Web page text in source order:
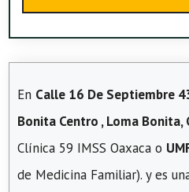
En Calle 16 De Septiembre
Bonita Centro , Loma Bonita,
Clínica 59 IMSS Oaxaca o
de Medicina Familiar). y es